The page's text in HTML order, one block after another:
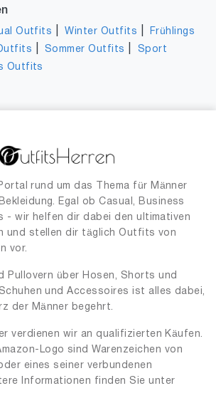
Outfits |Winter Outfits
Frühlings
Sommer Outfits
Sport
Outfits
rund um das Thema für Männer
Egal ob Casual, Business
wir helfen dir dabei den ultimativen
und stellen dir täglich Outfits von
vor.
Pullovern über Hosen, Shorts und
und Accessoires ist alles dabei,
der Männer begehrt.
verdienen wir an qualifizierten Käufen.
Logo sind Warenzeichen von
eines seiner verbundenen
Informationen finden Sie unter